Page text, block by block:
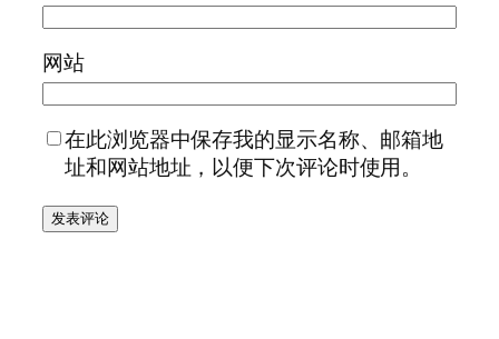
网站
在此浏览器中保存我的显示名称、邮箱地
址和网站地址，以便下次评论时使用。